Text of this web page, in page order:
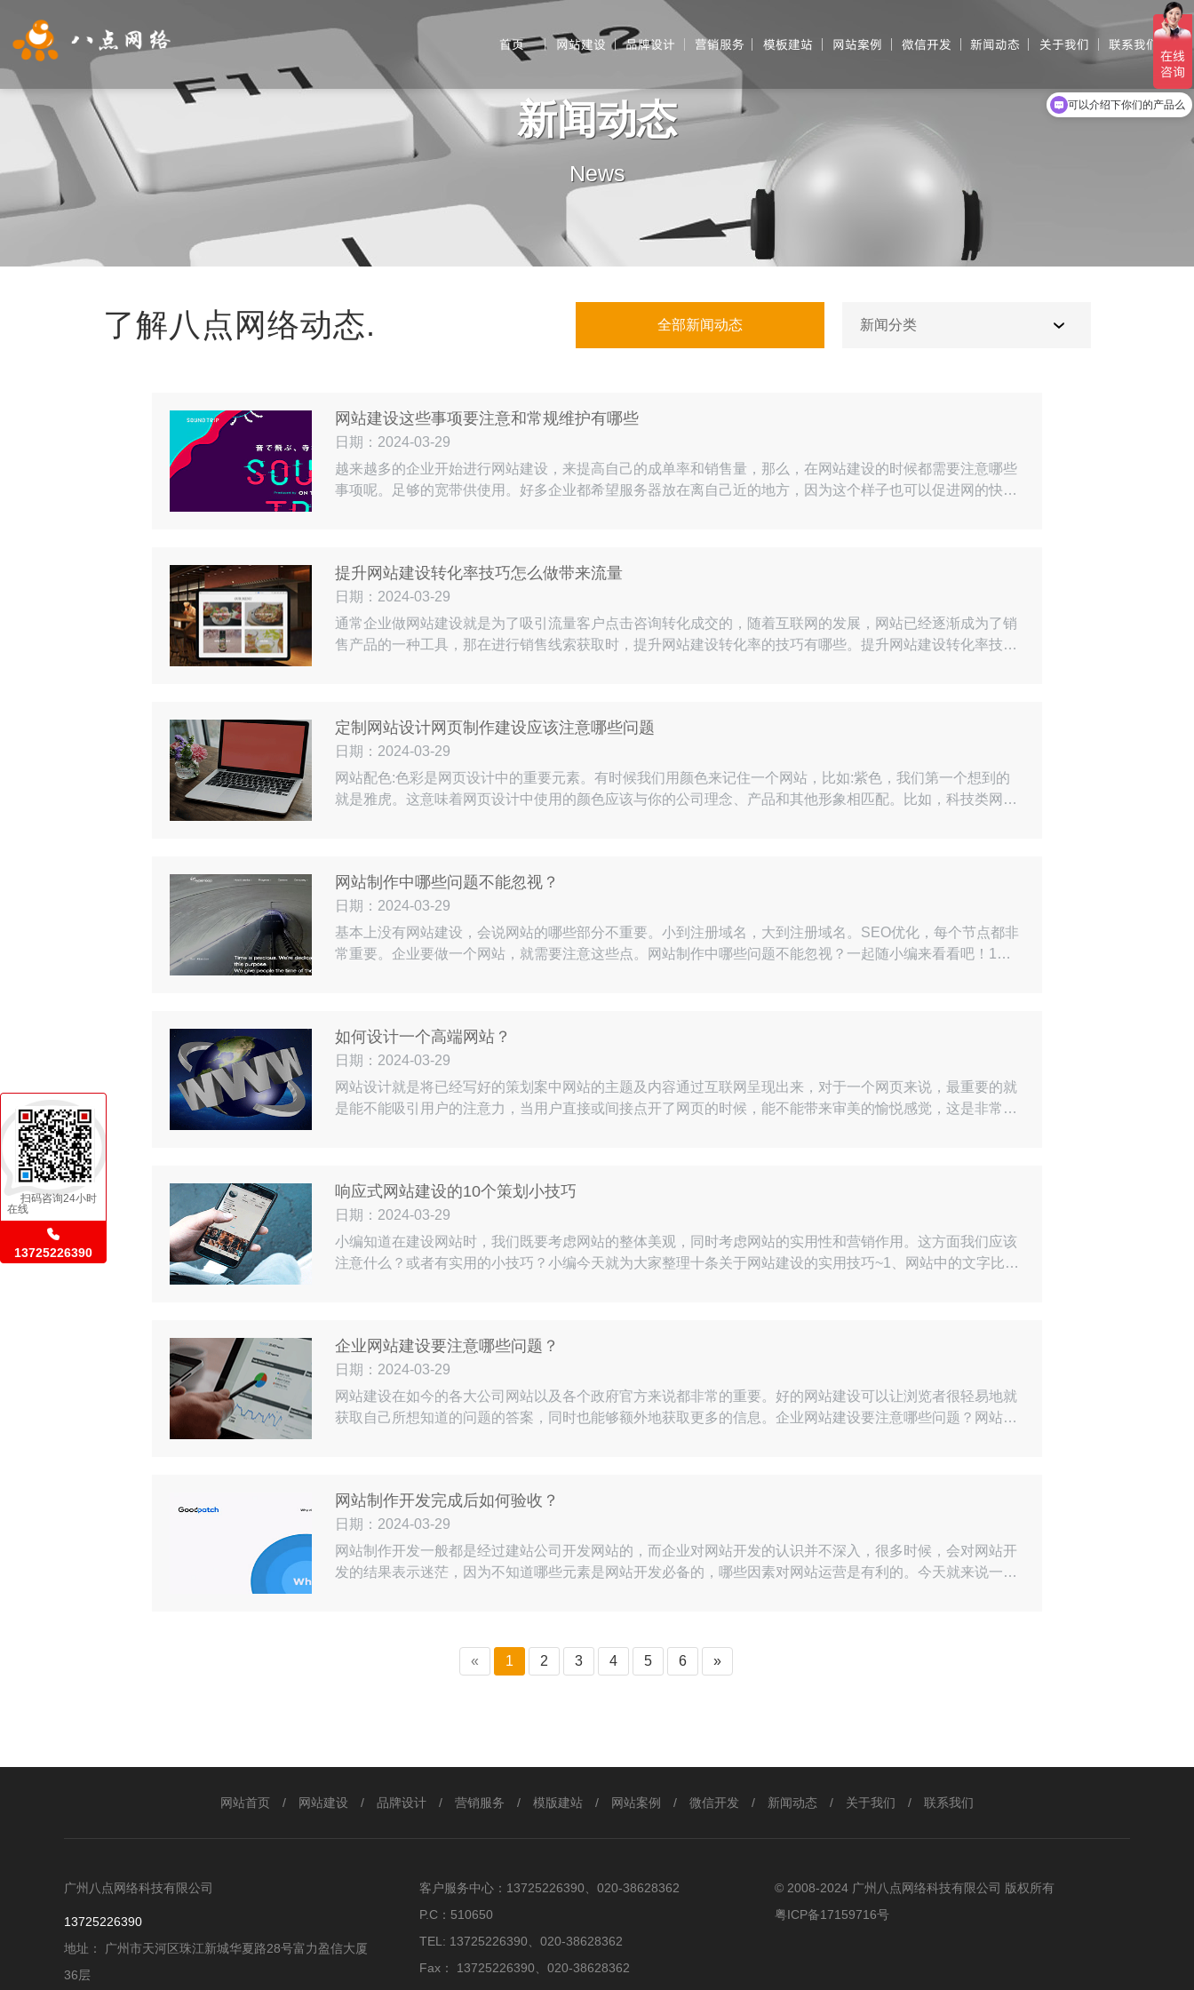
首页 网站建设 品牌设计 营销服务 模板建站 网站案例 微信开发 新闻动态 关于我们 联系我们
新闻动态
News
了解八点网络动态. 全部新闻动态 新闻分类
网站建设这些事项要注意和常规维护有哪些
日期：2024-03-29
越来越多的企业开始进行网站建设，来提高自己的成单率和销售量，那么，在网站建设的时候都需要注意哪些
事项呢。足够的宽带供使用。好多企业都希望服务器放在离自己近的地方，因为这个样子也可以促进网的快
提升网站建设转化率技巧怎么做带来流量
日期：2024-03-29
通常企业做网站建设就是为了吸引流量客户点击咨询转化成交的，随着互联网的发展，网站已经逐渐成为了销
售产品的一种工具，那在进行销售线索获取时，提升网站建设转化率的技巧有哪些。提升网站建设转化率技巧
定制网站设计网页制作建设应该注意哪些问题
日期：2024-03-29
网站配色:色彩是网页设计中的重要元素。有时候我们用颜色来记住一个网站，比如:紫色，我们第一个想到的
就是雅虎。这意味着网页设计中使用的颜色应该与你的公司理念、产品和其他形象相匹配。比如，科技类网站
网站制作中哪些问题不能忽视？
日期：2024-03-29
基本上没有网站建设，会说网站的哪些部分不重要。小到注册域名，大到注册域名。SEO优化，每个节点都非
常重要。企业要做一个网站，就需要注意这些点。网站制作中哪些问题不能忽视？一起随小编来看看吧！1、
如何设计一个高端网站？
日期：2024-03-29
网站设计就是将已经写好的策划案中网站的主题及内容通过互联网呈现出来，对于一个网页来说，最重要的就
是能不能吸引用户的注意力，当用户直接或间接点开了网页的时候，能不能带来审美的愉悦感觉，这是非常重
响应式网站建设的10个策划小技巧
日期：2024-03-29
小编知道在建设网站时，我们既要考虑网站的整体美观，同时考虑网站的实用性和营销作用。这方面我们应该
注意什么？或者有实用的小技巧？小编今天就为大家整理十条关于网站建设的实用技巧~1、网站中的文字比图
企业网站建设要注意哪些问题？
日期：2024-03-29
网站建设在如今的各大公司网站以及各个政府官方来说都非常的重要。好的网站建设可以让浏览者很轻易地就
获取自己所想知道的问题的答案，同时也能够额外地获取更多的信息。企业网站建设要注意哪些问题？网站建
网站制作开发完成后如何验收？
日期：2024-03-29
网站制作开发一般都是经过建站公司开发网站的，而企业对网站开发的认识并不深入，很多时候，会对网站开
发的结果表示迷茫，因为不知道哪些元素是网站开发必备的，哪些因素对网站运营是有利的。今天就来说一下
«
1 2 3 4 5 6 »
网站首页 / 网站建设 / 品牌设计 / 营销服务 / 模版建站 / 网站案例 / 微信开发 / 新闻动态 / 关于我们 / 联系我们
广州八点网络科技有限公司
13725226390
地址： 广州市天河区珠江新城华夏路28号富力盈信大厦
36层
客户服务中心： 13725226390、020-38628362
P.C： 510650
TEL: 13725226390、020-38628362
Fax：
13725226390、020-38628362
© 2008-2024 广州八点网络科技有限公司 版权所有
粤ICP备17159716号
扫码咨询24小时
在线
13725226390
可以介绍下你们的产品么